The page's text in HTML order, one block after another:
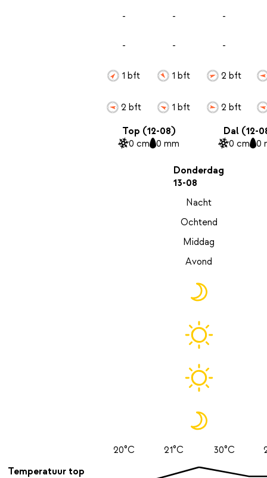
Temperatuur top
-
-
1 bft
2 bft
-
-
1 bft
1 bft
-
-
2 bft
2 bft
Top (12-08)
0 cm 0 mm
Dal (12-
0 cm 0
Donderdag
13-08
Nacht
Ochtend
Middag
Avond
20°C 21°C 30°C